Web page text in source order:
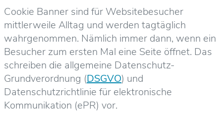
Cookie Banner sind für Websitebesucher
mittlerweile Alltag und werden tagtäglich
wahrgenommen. Nämlich immer dann, wenn ein
Besucher zum ersten Mal eine Seite öffnet. Das
schreiben die allgemeine Datenschutz-
Grundverordnung (DSGVO) und
Datenschutzrichtlinie für elektronische
Kommunikation (ePR) vor.